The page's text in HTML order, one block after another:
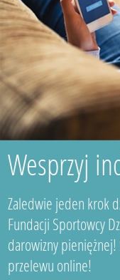
Wesprzyj
Zaledwie jeden krok
Fundacji Sportowcy
darowizny pieniężnej!
przelewu online!